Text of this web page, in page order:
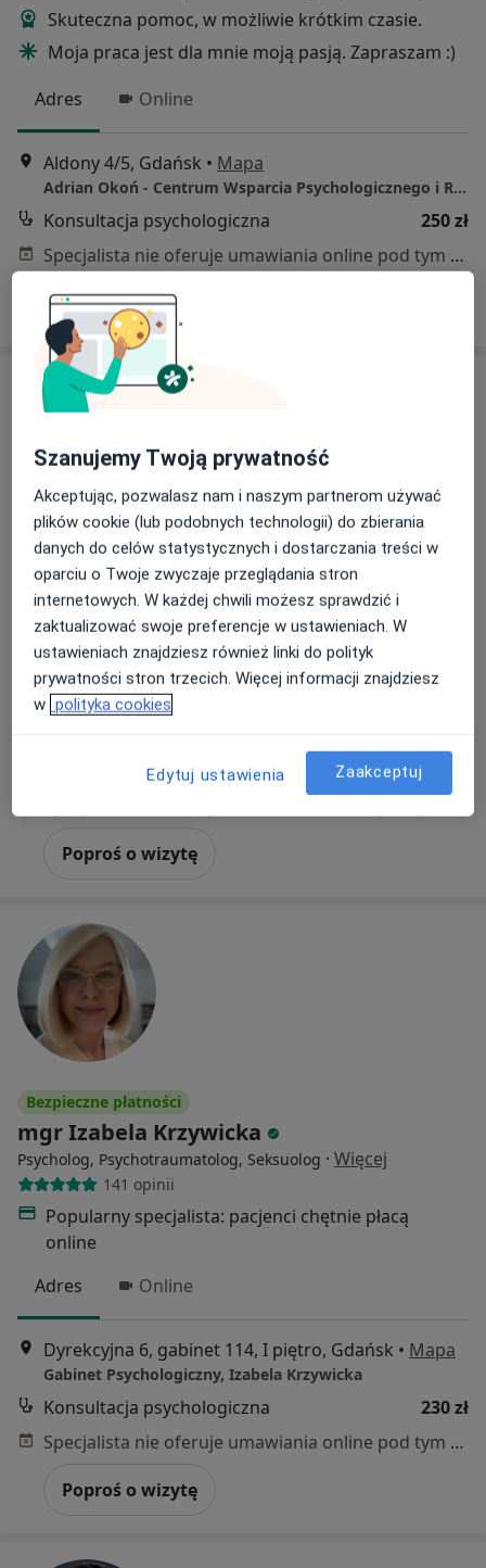
Skuteczna pomoc, w możliwie krótkim czasie.
Moja praca jest dla mnie moją pasją. Zapraszam :)
Adres
Online
Aldony 4/5, Gdańsk • Mapa
Adrian Okoń - Centrum Wsparcia Psychologicznego i Rozwoju w Gdańsku
Konsultacja psychologiczna
250 zł
Specjalista nie oferuje umawiania online pod tym adresem.
Poproś o wizytę
mgr Marta Mital
Psycholog · Więcej
18 opinii
Adres Online
Gen. Władysława Andersa 10, Gdańsk
Konsultacja psychologiczna
Poproś o wizytę
Bezpieczne płatności
mgr Izabela Krzywicka
Psycholog, Psychotraumatolog, Seksuolog · Więcej
141 opinii
Popularny specjalista: pacjenci chętnie płacą
online
Adres
Online
Dyrekcyjna 6, gabinet 114, I piętro, Gdańsk • Mapa
Gabinet Psychologiczny, Izabela Krzywicka
Konsultacja psychologiczna
230 zł
Specjalista nie oferuje umawiania online pod tym adresem.
Poproś o wizytę
Szanujemy Twoją prywatność
Akceptując, pozwalasz nam i naszym partnerom używać
plików cookie (lub podobnych technologii) do zbierania
danych do celów statystycznych i dostarczania treści w
oparciu o Twoje zwyczaje przeglądania stron
internetowych. W każdej chwili możesz sprawdzić i
zaktualizować swoje preferencje w ustawieniach. W
ustawieniach znajdziesz również linki do polityk
prywatności stron trzecich. Więcej informacji znajdziesz
w polityka cookies
Edytuj ustawienia Zaakceptuj